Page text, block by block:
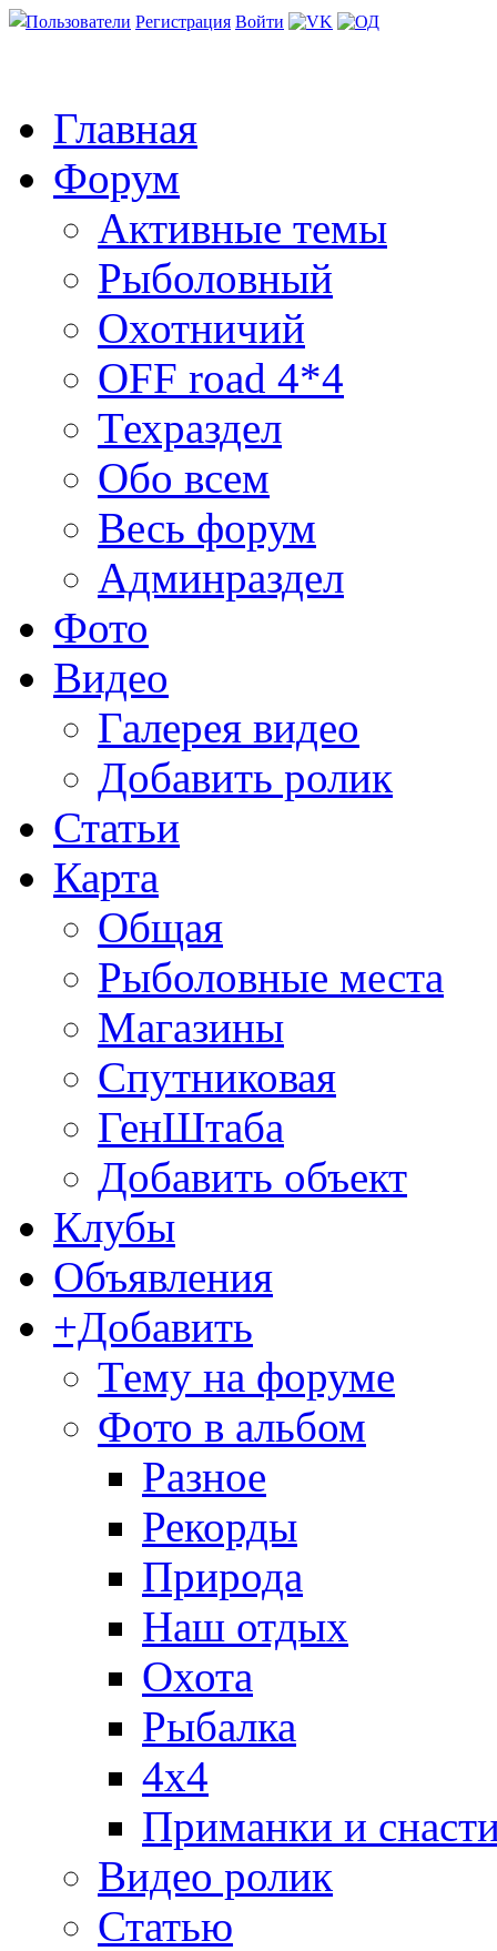
Пользователи Регистрация Войти
Главная
Форум
Активные темы
Рыболовный
Охотничий
OFF road 4*4
Техраздел
Обо всем
Весь форум
Админраздел
Фото
Видео
Галерея видео
Добавить ролик
Статьи
Карта
Общая
Рыболовные места
Магазины
Спутниковая
ГенШтаба
Добавить объект
Клубы
Объявления
+Добавить
Тему на форуме
Фото в альбом
Разное
Рекорды
Природа
Наш отдых
Охота
Рыбалка
4х4
Приманки и
Видео ролик
Статью